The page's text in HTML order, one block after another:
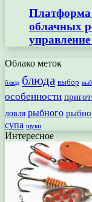
Платформа
облачных
Облако меток
блюд блюда выбор
особенности
ловля рыбного
супа щуки
Интересное